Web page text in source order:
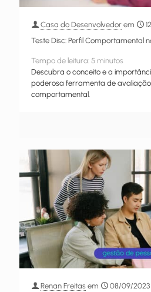
Casa do Desenvolvedor em
Teste Disc: Perfil Comportamental
Tempo de leitura: 5 minutos
Descubra o conceito e a
poderosa ferramenta de
comportamental.
Renan Freitas em
08/09/2023